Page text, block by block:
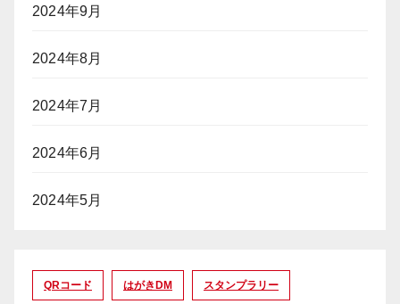
2024年9月
2024年8月
2024年7月
2024年6月
2024年5月
QRコード はがきDM スタンプラリー